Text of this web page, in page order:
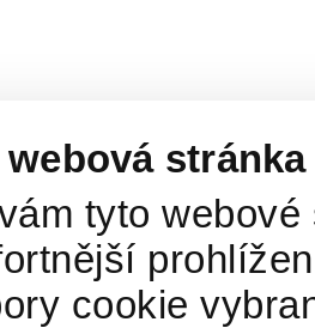
webová
tyto
cookie